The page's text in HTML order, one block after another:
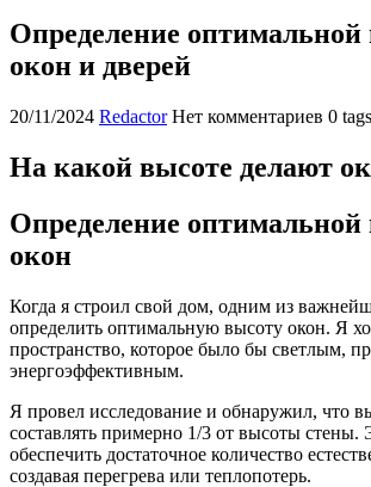
Определение
окон и дверей
20/11/2024 Redactor Нет комментариев 0 tags
На какой высоте делают
Определение
окон
Когда я строил свой дом, одним из
определить оптимальную высоту окон. Я
пространство, которое было бы светлым,
энергоэффективным.
Я провел исследование и обнаружил, что
составлять примерно 1/3 от высоты стены.
обеспечить достаточное количество
создавая перегрева или теплопотерь.